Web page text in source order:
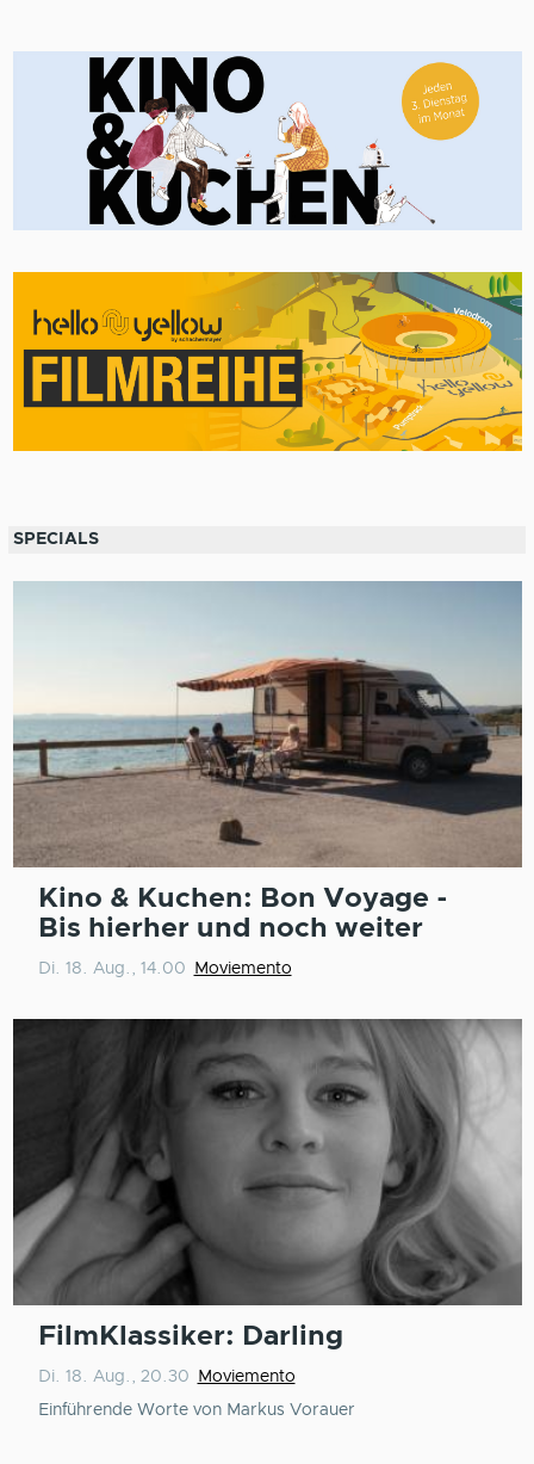
SPECIALS
Kino & Kuchen: Bon Voyage -
Bis hierher und noch weiter
Di. 18. Aug., 14.00 Moviemento
FilmKlassiker: Darling
Di. 18. Aug., 20.30
Moviemento
Einführende Worte von Markus Vorauer